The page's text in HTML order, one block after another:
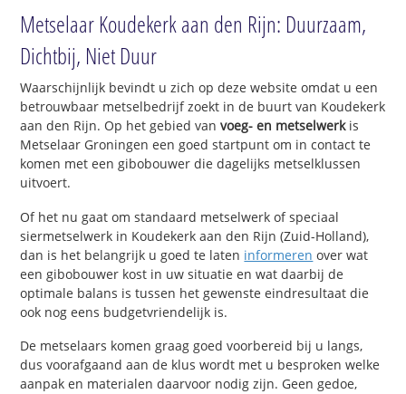
Metselaar Koudekerk aan den Rijn: Duurzaam,
Dichtbij, Niet Duur
Waarschijnlijk bevindt u zich op deze website omdat u een
betrouwbaar metselbedrijf zoekt in de buurt van Koudekerk
aan den Rijn. Op het gebied van voeg- en metselwerkis
Metselaar Groningen een goed startpunt om in contact te
komen met een gibobouwer die dagelijks metselklussen
uitvoert.
Of het nu gaat om standaard metselwerk of speciaal
siermetselwerk in Koudekerk aan den Rijn (Zuid-Holland),
dan is het belangrijk u goed te laten informeren over wat
een gibobouwer kost in uw situatie en wat daarbij de
optimale balans is tussen het gewenste eindresultaat die
ook nog eens budgetvriendelijk is.
De metselaars komen graag goed voorbereid bij u langs,
dus voorafgaand aan de klus wordt met u besproken welke
aanpak en materialen daarvoor nodig zijn. Geen gedoe,